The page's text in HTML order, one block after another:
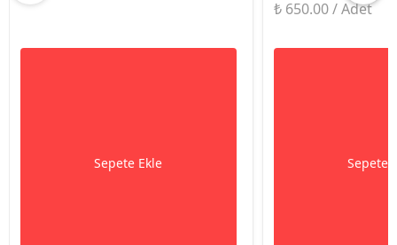
Sepete Ekle
₺ 650.00 / Adet
Sepete